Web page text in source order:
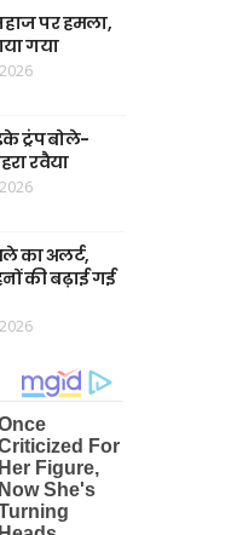
पर हमला,
गया
ट्रंप बोले-
रवैया
का अलर्ट,
की बढ़ाई गई